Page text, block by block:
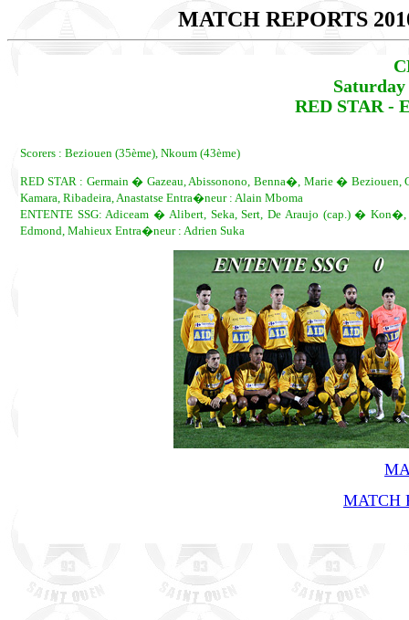
MATCH REPORTS
Saturday
RED STAR -
Scorers : Beziouen (35ème), Nkoum (43ème)
RED STAR : Germain � Gazeau, Abissonono, Benna�, Marie �
Kamara, Ribadeira, Anastatse Entra�neur : Alain Mboma
ENTENTE SSG: Adiceam � Alibert, Seka, Sert, De Araujo (cap.) �
Edmond, Mahieux Entra�neur : Adrien Suka
MATCH